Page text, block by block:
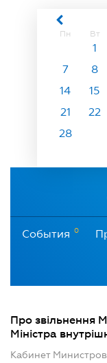
Пн Вт
1
7
8
14
15
21
22
28
События 0
Про звільнення
Міністра
Кабинет